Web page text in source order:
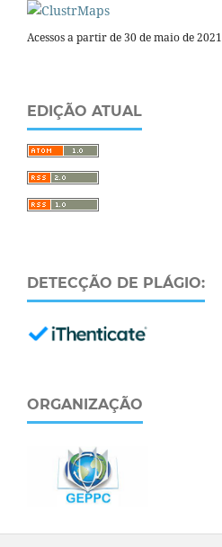
Acessos a partir de 30 de maio de 2021
EDIÇÃO ATUAL
DETECÇÃO DE PLÁGIO:
ORGANIZAÇÃO